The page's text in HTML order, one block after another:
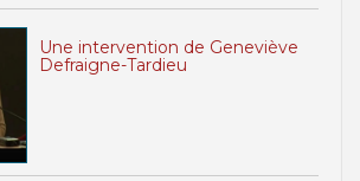
Une intervention de Geneviève
Defraigne-Tardieu